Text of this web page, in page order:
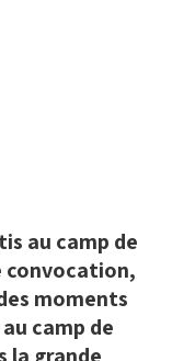
au camp de
convocation,
moments
camp de